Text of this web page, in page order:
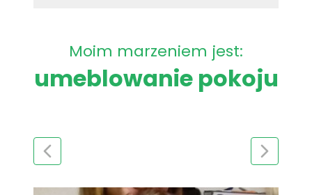
Moim marzeniem jest:
umeblowanie pokoju